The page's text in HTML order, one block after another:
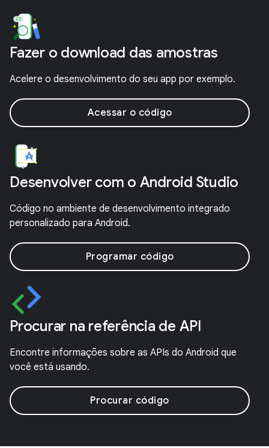
Fazer o download das amostras
Acelere o desenvolvimento do seu app por exemplo.
Acessar o código
Desenvolver com o Android Studio
Código no ambiente de desenvolvimento integrado
personalizado para Android.
Programar código
Procurar na referência de API
Encontre informações sobre as APIs do Android que
você está usando.
Procurar código